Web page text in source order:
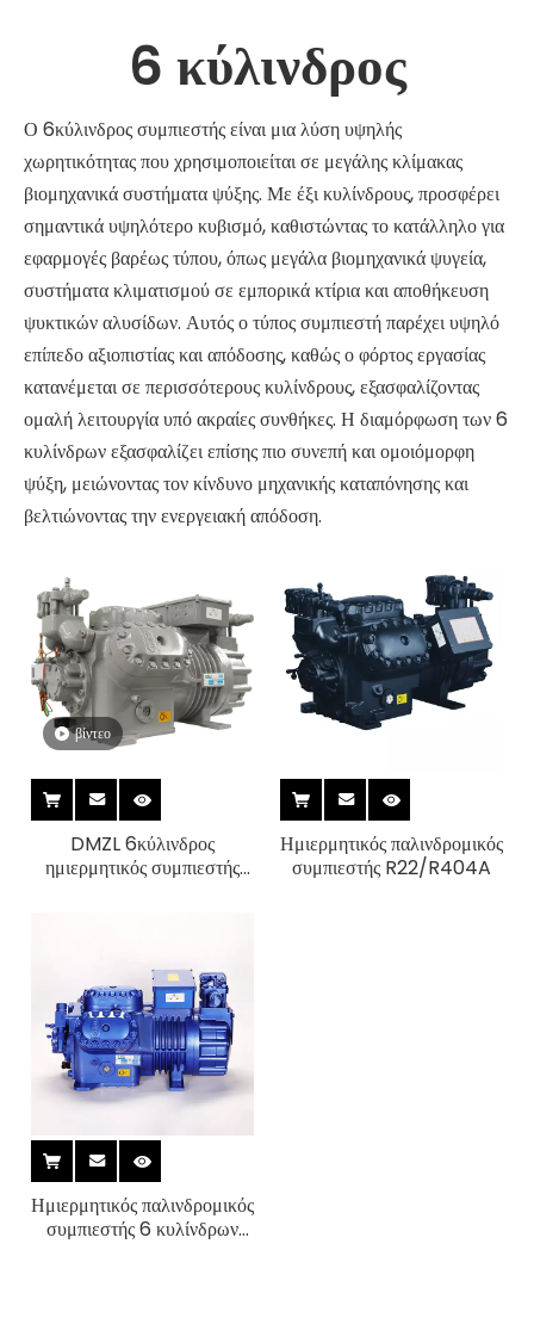
6 κύλινδρος
Ο 6κύλινδρος συμπιεστής είναι μια λύση υψηλής
χωρητικότητας που χρησιμοποιείται σε μεγάλης κλίμακας
βιομηχανικά συστήματα ψύξης. Με έξι κυλίνδρους, προσφέρει
σημαντικά υψηλότερο κυβισμό, καθιστώντας το κατάλληλο για
εφαρμογές βαρέως τύπου, όπως μεγάλα βιομηχανικά ψυγεία,
συστήματα κλιματισμού σε εμπορικά κτίρια και αποθήκευση
ψυκτικών αλυσίδων. Αυτός ο τύπος συμπιεστή παρέχει υψηλό
επίπεδο αξιοπιστίας και απόδοσης, καθώς ο φόρτος εργασίας
κατανέμεται σε περισσότερους κυλίνδρους, εξασφαλίζοντας
ομαλή λειτουργία υπό ακραίες συνθήκες. Η διαμόρφωση των 6
κυλίνδρων εξασφαλίζει επίσης πιο συνεπή και ομοιόμορφη
ψύξη, μειώνοντας τον κίνδυνο μηχανικής καταπόνησης και
βελτιώνοντας την ενεργειακή απόδοση.
βίντεο
DMZL 6κύλινδρος
ημιερμητικός συμπιεστής
Ημιερμητικός παλινδρομικός
συμπιεστής R22/R404A​
Ημιερμητικός παλινδρομικός
συμπιεστής 6 κυλίνδρων